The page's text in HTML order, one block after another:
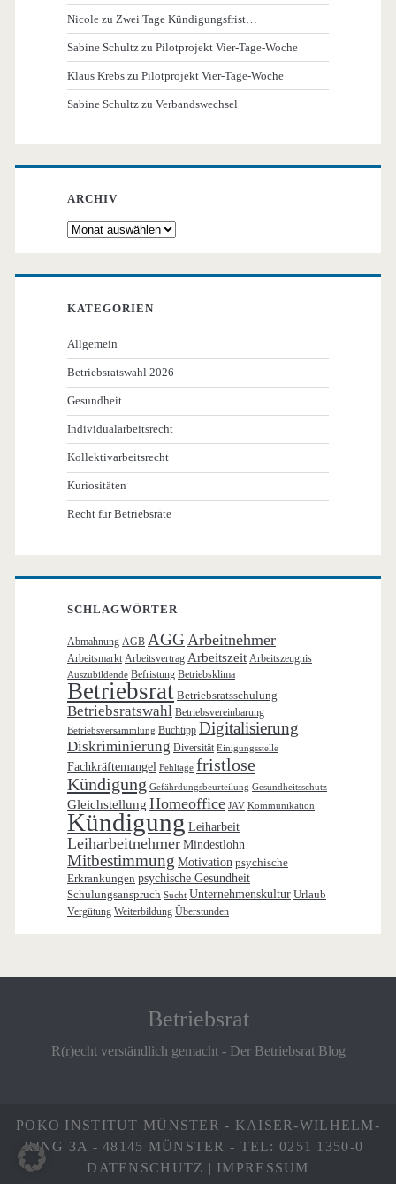
Nicole zu Zwei Tage Kündigungsfrist…
Sabine Schultz zuPilotprojekt Vier-Tage-Woche
Klaus Krebs zuPilotprojekt Vier-Tage-Woche
Sabine Schultz zuVerbandswechsel
ARCHIV
Archiv
KATEGORIEN
Allgemein
Betriebsratswahl 2026
Gesundheit
Individualarbeitsrecht
Kollektivarbeitsrecht
Kuriositäten
Recht für Betriebsräte
SCHLAGWÖRTER
Abmahnung AGB AGG Arbeitnehmer
Arbeitsmarkt Arbeitsvertrag Arbeitszeit Arbeitszeugnis
Auszubildende Befristung Betriebsklima
Betriebsrat Betriebsratsschulung
Betriebsratswahl Betriebsvereinbarung
Betriebsversammlung Buchtipp Digitalisierung
Diskriminierung Diversität Einigungsstelle
Fachkräftemangel Fehltage fristlose
Kündigung Gefährdungsbeurteilung Gesundheitsschutz
Gleichstellung Homeoffice JAV Kommunikation
Kündigung Leiharbeit
Leiharbeitnehmer Mindestlohn
Mitbestimmung Motivation psychische
Erkrankungen psychische Gesundheit
Schulungsanspruch Sucht Unternehmenskultur Urlaub
Vergütung Weiterbildung Überstunden
Betriebsrat
R(r)echt verständlich gemacht - Der Betriebsrat Blog
POKO INSTITUT MÜNSTER - KAISER-WILHELM-
RING 3A - 48145 MÜNSTER - TEL: 0251 1350-0 |
DATENSCHUTZ | IMPRESSUM